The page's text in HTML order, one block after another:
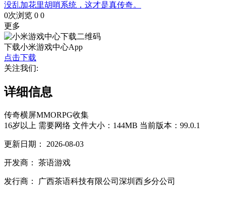
没乱加花里胡哨系统，这才是真传奇。
0次浏览 0 0
更多
下载小米游戏中心App
点击下载
关注我们:
详细信息
传奇横屏MMORPG收集
16岁以上 需要网络 文件大小：144MB 当前版本：99.0.1
更新日期： 2026-08-03
开发商： 茶语游戏
发行商： 广西茶语科技有限公司深圳西乡分公司